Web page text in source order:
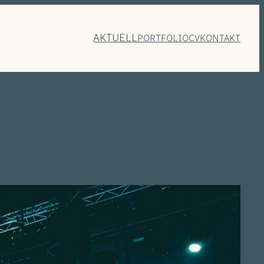
AKTUELLPORTFOLIOCVKONTAKT